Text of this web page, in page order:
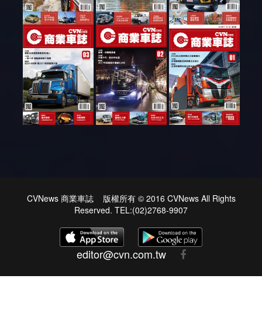
CVNews 商業車誌 版權所有 © 2016 CVNews All Rights
Reserved. TEL:(02)2768-9907
editor@cvn.com.tw